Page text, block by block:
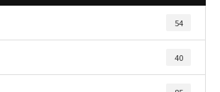
54
40